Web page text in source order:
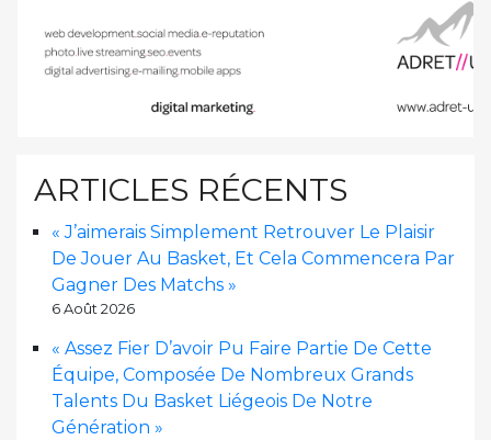
ARTICLES RÉCENTS
« J’aimerais Simplement Retrouver Le Plaisir
De Jouer Au Basket, Et Cela Commencera Par
Gagner Des Matchs »
6 Août 2026
« Assez Fier D’avoir Pu Faire Partie De Cette
Équipe, Composée De Nombreux Grands
Talents Du Basket Liégeois De Notre
Génération »